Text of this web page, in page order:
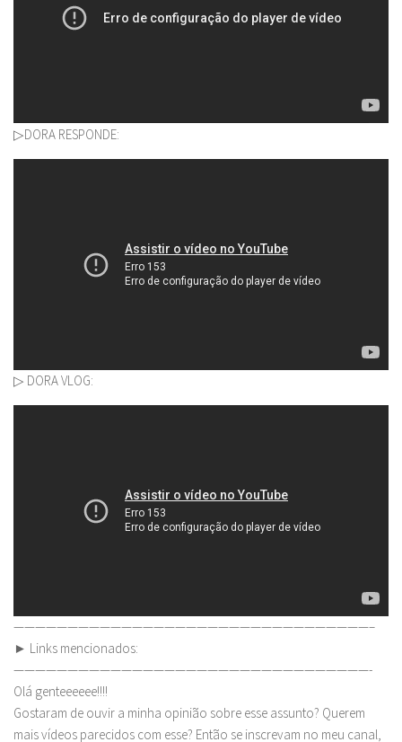
▷DORA RESPONDE:
▷ DORA VLOG:
—————————————————————————————————–
► Links mencionados:
—————————————————————————————————-
Olá genteeeeee!!!!
Gostaram de ouvir a minha opinião sobre esse assunto? Querem
mais vídeos parecidos com esse? Então se inscrevam no meu canal,